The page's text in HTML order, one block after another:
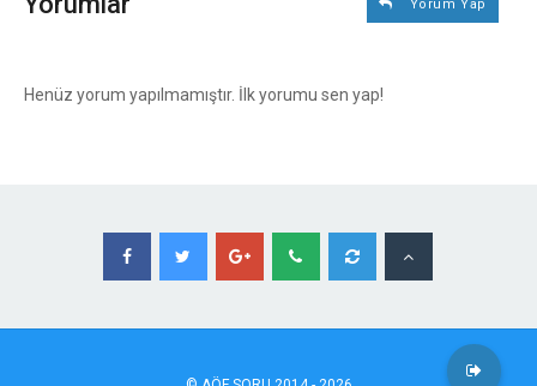
Yorum Yap
Henüz yorum yapılmamıştır. İlk yorumu sen yap!